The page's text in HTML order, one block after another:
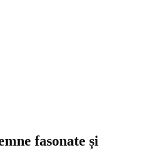
fasonate și